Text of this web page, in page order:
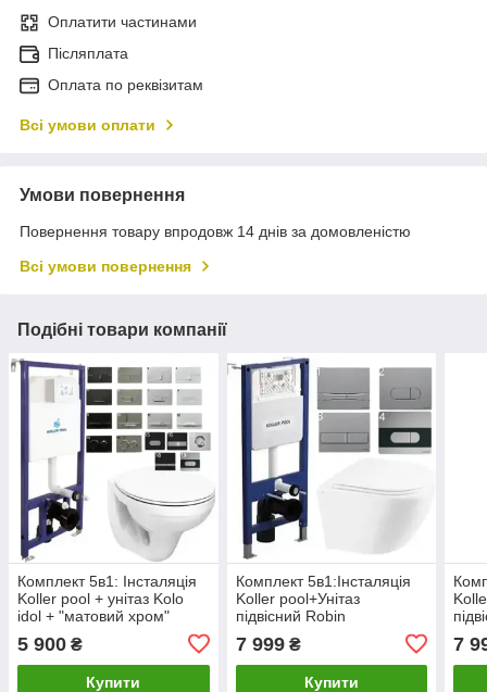
Оплатити частинами
Післяплата
Оплата по реквізитам
Всі умови оплати
Умови повернення
Повернення товару впродовж 14 днів за домовленістю
Всі умови повернення
Подібні товари компанії
Комплект 5в1: Інсталяція
Koller pool + унітаз Kolo
idol + "матовий хром"
5 900 ₴
Купити
Комплект 5в1:Інсталяція
Koller pool+Унітаз
підвісний Robin
безободковий з сидінням
Soft-close+хроммат
клавіша
7 999₴
Купити
7